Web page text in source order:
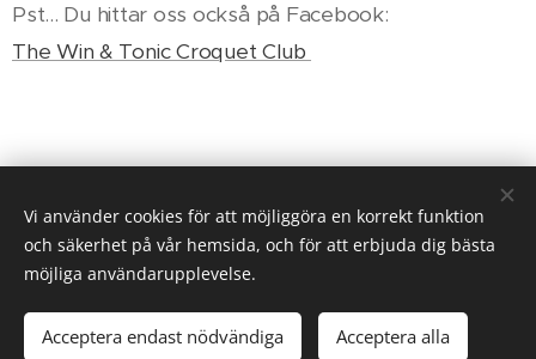
Pst... Du hittar oss också på Facebook:
The Win & Tonic Croquet Club
the Win & Tonic Croquet Club 2018
Skapad medWebnode
Språk
Svenska
English
Vi använder cookies för att möjliggöra en korrekt funktion
och säkerhet på vår hemsida, och för att erbjuda dig bästa
möjliga användarupplevelse.
Acceptera endast nödvändiga Acceptera alla